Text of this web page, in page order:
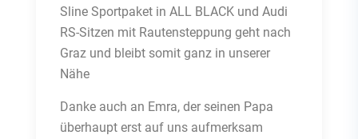
Sline Sportpaket in ALL BLACK und Audi
RS-Sitzen mit Rautensteppung geht nach
Graz und bleibt somit ganz in unserer
Nähe
Danke auch an Emra, der seinen Papa
überhaupt erst auf uns aufmerksam